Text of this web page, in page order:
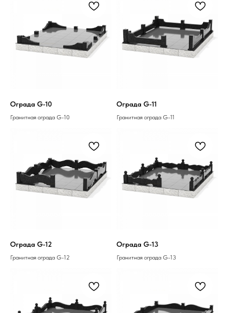
Ограда G-10
Гранитная ограда G-10
Ограда G-11
Гранитная ограда G-11
Ограда G-12
Гранитная ограда G-12
Ограда G-13
Гранитная ограда G-13